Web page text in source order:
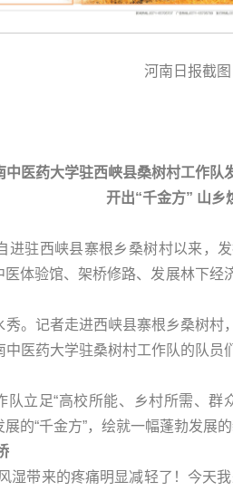
河南日报截图
中医药大学驻西峡县桑树村工作
开出“千金方” 山乡
驻西峡县寨根乡桑树村以来，
医体验馆、架桥修路、发展林下
。记者走进西峡县寨根乡桑树
医药大学驻桑树村工作队的队
队立足“高校所能、乡村所需、
的“千金方”，绘就一幅蓬勃发展的
湿带来的疼痛明显减轻了！今天